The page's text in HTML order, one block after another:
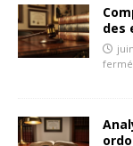
des